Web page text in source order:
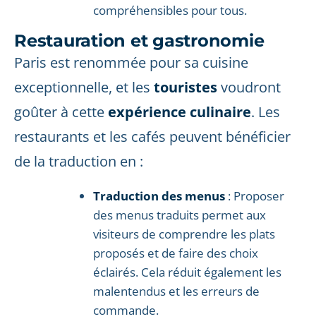
compréhensibles pour tous.
Restauration et gastronomie
Paris est renommée pour sa cuisine
exceptionnelle, et les touristesvoudront
goûter à cette expérience culinaire. Les
restaurants et les cafés peuvent bénéficier
de la traduction en :
Traduction des menus : Proposer
des menus traduits permet aux
visiteurs de comprendre les plats
proposés et de faire des choix
éclairés. Cela réduit également les
malentendus et les erreurs de
commande.